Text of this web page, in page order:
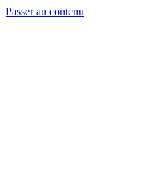
Passer au contenu